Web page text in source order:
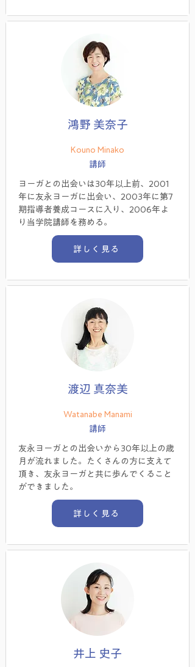
鴻野 美奈子
Kouno Minako
講師
ヨーガとの出会いは30年以上前、2001
年に友永ヨーガに出会い、2003年に第7
期指導者養成コースに入り、2006年よ
り当学院講師を務める。
詳しく見る
渡辺 真奈美
Watanabe Manami
講師
友永ヨーガとの出会いから30年以上の歳
月が流れました。たくさんの方に支えて
頂き、友永ヨーガと共に歩んでくること
ができました。
詳しく見る
井上 史子